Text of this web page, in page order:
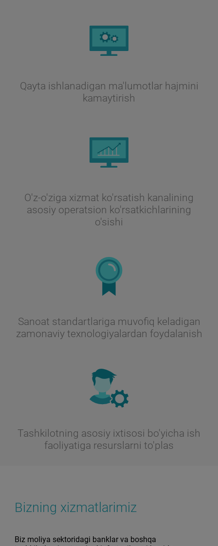
Qayta ishlanadigan ma'lumotlar hajmini
kamaytirish
O'z-o'ziga xizmat ko'rsatish kanalining
asosiy operatsion ko'rsatkichlarining
o'sishi
Sanoat standartlariga muvofiq keladigan
zamonaviy texnologiyalardan foydalanish
Tashkilotning asosiy ixtisosi bo'yicha ish
faoliyatiga resurslarni to'plas
Bizning xizmatlarimiz
Biz moliya sektoridagi banklar va boshqa